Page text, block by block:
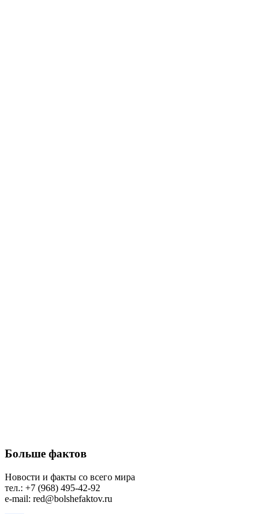
Больше фактов
Новости и факты со всего мира
тел.: +7 (968) 495-42-92
e-mail: red@bolshefaktov.ru